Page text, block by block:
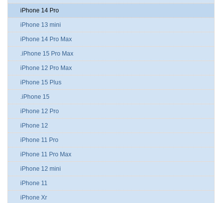
iPhone 14 Pro
iPhone 13 mini
iPhone 14 Pro Max
.iPhone 15 Pro Max
iPhone 12 Pro Max
iPhone 15 Plus
.iPhone 15
iPhone 12 Pro
iPhone 12
iPhone 11 Pro
iPhone 11 Pro Max
iPhone 12 mini
iPhone 11
iPhone Xr